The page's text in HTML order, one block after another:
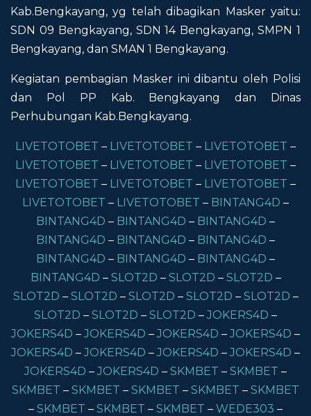
Kab.Bengkayang, yg telah dibagikan Masker yaitu:
SDN 09 Bengkayang, SDN 14 Bengkayang, SMPN 1
Bengkayang, dan SMAN 1 Bengkayang.
Kegiatan pembagian Masker ini dibantu oleh Polisi
dan Pol PP Kab. Bengkayang dan Dinas
Perhubungan Kab.Bengkayang.
LIVETOTOBET – LIVETOTOBET – LIVETOTOBET –
LIVETOTOBET – LIVETOTOBET – LIVETOTOBET –
LIVETOTOBET – LIVETOTOBET – LIVETOTOBET –
LIVETOTOBET – LIVETOTOBET – BINTANG4D –
BINTANG4D – BINTANG4D – BINTANG4D –
BINTANG4D – BINTANG4D – BINTANG4D –
BINTANG4D – BINTANG4D – BINTANG4D –
BINTANG4D – SLOT2D – SLOT2D – SLOT2D –
SLOT2D – SLOT2D – SLOT2D – SLOT2D – SLOT2D –
SLOT2D – SLOT2D – SLOT2D – JOKERS4D –
JOKERS4D – JOKERS4D – JOKERS4D – JOKERS4D –
JOKERS4D – JOKERS4D – JOKERS4D – JOKERS4D –
JOKERS4D – JOKERS4D – SKMBET – SKMBET –
SKMBET – SKMBET – SKMBET – SKMBET – SKMBET
– SKMBET – SKMBET – SKMBET – WEDE303 –